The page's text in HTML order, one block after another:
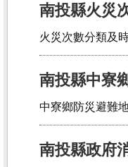
南投縣火災
火災次數分類及
南投縣中寮
中寮鄉防災避難
南投縣政府